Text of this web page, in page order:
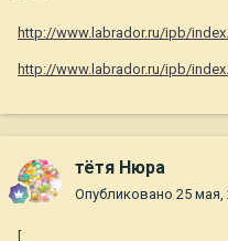
http://www.labrador.ru/ipb/
http://www.labrador.ru/ipb/
тётя Нюра
Опубликовано 25 мая,